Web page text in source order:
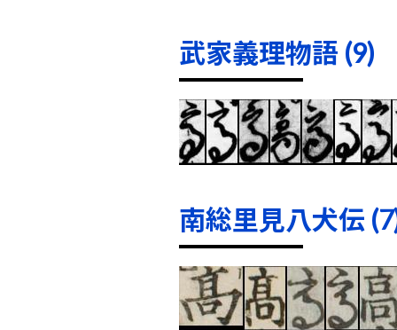
武家義理物語 (9)
南総里見八犬伝